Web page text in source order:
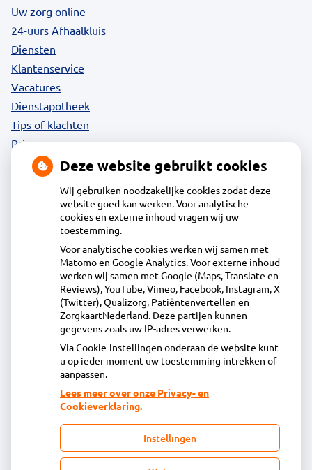
Uw zorg online
24-uurs Afhaalkluis
Diensten
Klantenservice
Vacatures
Dienstapotheek
Tips of klachten
Privacy
Acdapha Apotheek Stede Broec
Het Voert 5A, 1613KL Grootebroek
0228 - 51 73 48
info@apotheekstedebroec.nl
Inschrijven
Centrale administratie
Heeft u vragen of opmerkingen over uw
toegestuurde rekening van de apotheek?
declaratie@acdaphagroep.nl
Deze website gebruikt cookies
Wij gebruiken noodzakelijke cookies zodat deze
website goed kan werken. Voor analytische
cookies en externe inhoud vragen wij uw
toestemming.
Voor analytische cookies werken wij samen met
Matomo en Google Analytics. Voor externe inhoud
werken wij samen met Google (Maps, Translate en
Reviews), YouTube, Vimeo, Facebook, Instagram, X
(Twitter), Qualizorg, Patiëntenvertellen en
ZorgkaartNederland. Deze partijen kunnen
gegevens zoals uw IP-adres verwerken.
Via Cookie-instellingen onderaan de website kunt
u op ieder moment uw toestemming intrekken of
aanpassen.
Lees meer over onze Privacy- en
Cookieverklaring.
Instellingen